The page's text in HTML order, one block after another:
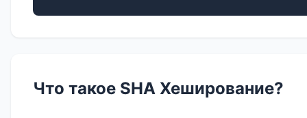
Что такое SHA Хеширование?